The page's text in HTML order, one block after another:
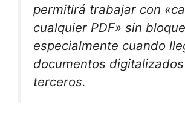
permitirá trabajar con
cualquier PDF» sin
especialmente cuando
documentos
terceros.